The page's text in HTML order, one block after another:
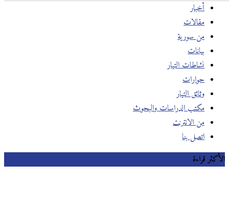
أخبار
مقالات
من سورية
بيانات
نشاطات التيار
حوارات
وثائق التيار
مكتب الدراسات والبحوث
من الانترنت
اتصل بنا
الأكثر قراءة